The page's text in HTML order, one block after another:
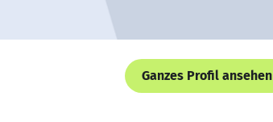
Ganzes Profil ansehen